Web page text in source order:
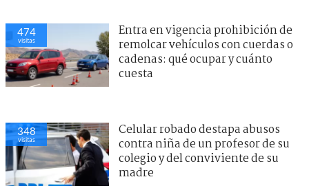
474
visitas
Entra en vigencia prohibición de
remolcar vehículos con cuerdas o
cadenas: qué ocupar y cuánto
cuesta
348
visitas
Celular robado destapa abusos
contra niña de un profesor de su
colegio y del conviviente de su
madre